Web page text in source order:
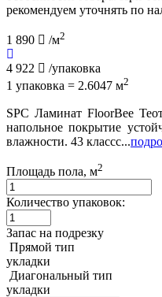
рекомендуем уточнять по
1 890 /м2
4 922
/упаковка
1 упаковка = 2.6047 м2
SPC Ламинат FloorBee
напольное покрытие
влажности. 43 классс...
Площадь пола, м2
Количество упаковок:
Запас на подрезку
Прямой тип
укладки
Диагональный тип
укладки